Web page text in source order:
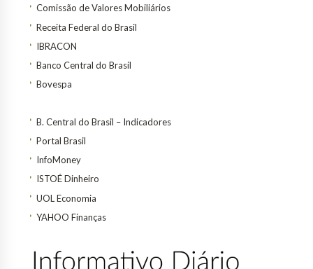
Comissão de Valores Mobiliários
Receita Federal do Brasil
IBRACON
Banco Central do Brasil
Bovespa
B. Central do Brasil – Indicadores
Portal Brasil
InfoMoney
ISTOÉ Dinheiro
UOL Economia
YAHOO Finanças